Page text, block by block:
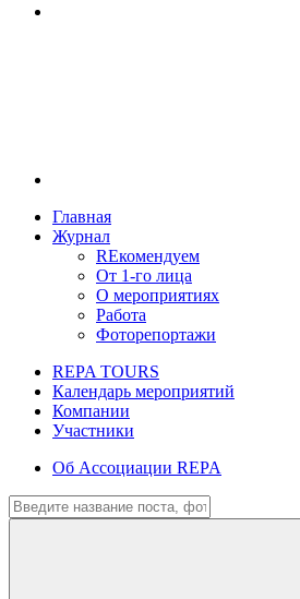
Главная
Журнал
REкомендуем
От 1-го лица
О мероприятиях
Работа
Фоторепортажи
REPA TOURS
Календарь мероприятий
Компании
Участники
Об Ассоциации REPA